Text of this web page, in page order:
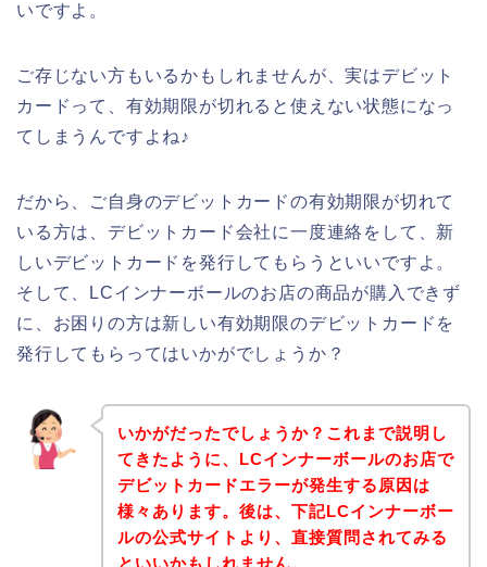
いですよ。
ご存じない方もいるかもしれませんが、実はデビット
カードって、有効期限が切れると使えない状態になっ
てしまうんですよね♪
だから、ご自身のデビットカードの有効期限が切れて
いる方は、デビットカード会社に一度連絡をして、新
しいデビットカードを発行してもらうといいですよ。
そして、LCインナーボールのお店の商品が購入できず
に、お困りの方は新しい有効期限のデビットカードを
発行してもらってはいかがでしょうか？
いかがだったでしょうか？これまで説明し
てきたように、LCインナーボールのお店で
デビットカードエラーが発生する原因は
様々あります。後は、下記LCインナーボー
ルの公式サイトより、直接質問されてみる
といいかもしれません。